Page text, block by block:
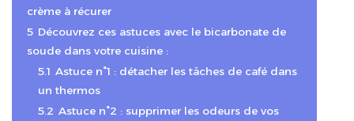
crème à récurer
5 Découvrez ces astuces avec le bicarbonate de
soude dans votre cuisine :
5.1 Astuce n°1 : détacher les tâches de café dans
un thermos
5.2 Astuce n°2 : supprimer les odeurs de vos